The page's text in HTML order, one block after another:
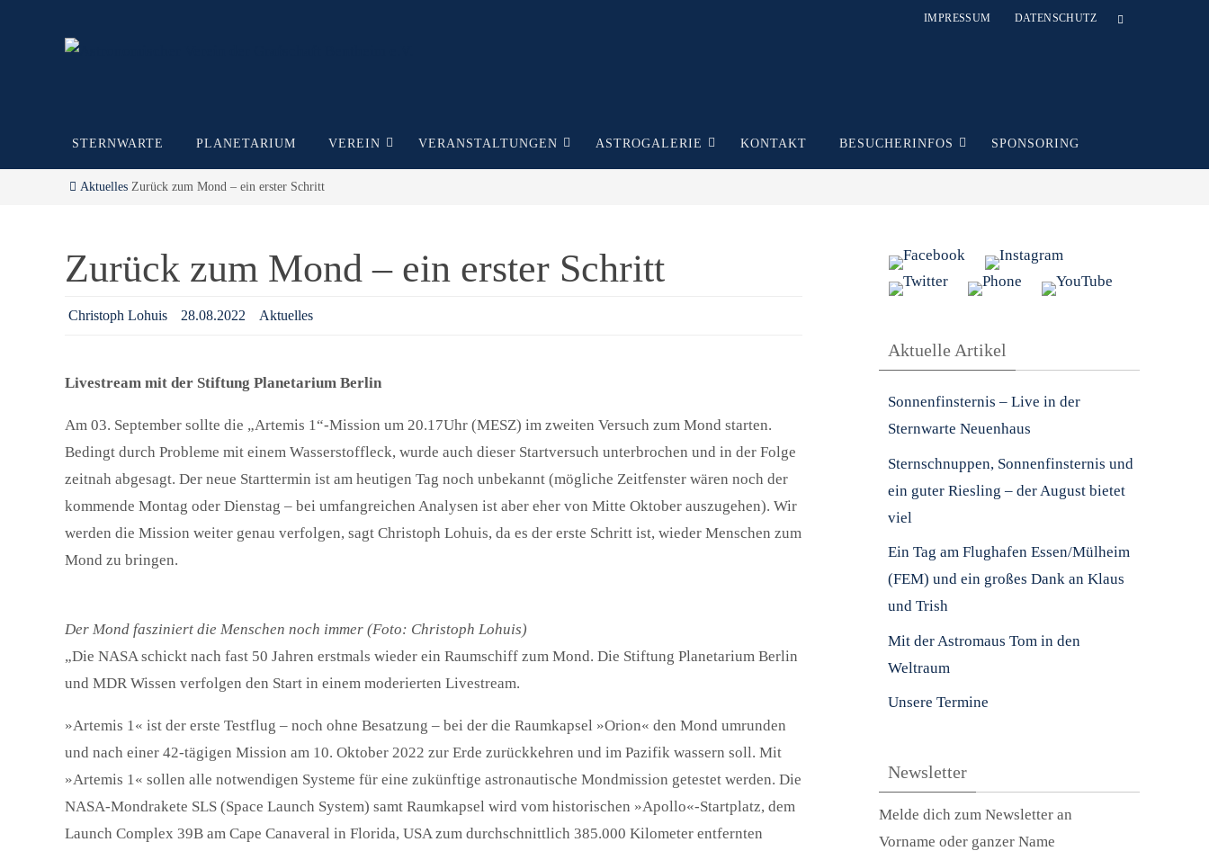
IMPRESSUM DATENSCHUTZ
STERNWARTE PLANETARIUM VEREIN VERANSTALTUNGEN ASTROGALERIE KONTAKT BESUCHERINFOS SPONSORING
Start
Aktuelles Zurück zum Mond – ein erster Schritt
Zurück zum Mond – ein erster Schritt
Christoph Lohuis 28.08.2022 Aktuelles
Livestream mit der Stiftung Planetarium Berlin
Am 03. September sollte die „Artemis 1“-Mission um 20.17Uhr (MESZ) im zweiten Versuch zum Mond starten.
Bedingt durch Probleme mit einem Wasserstoffleck, wurde auch dieser Startversuch unterbrochen und in der Folge
zeitnah abgesagt. Der neue Starttermin ist am heutigen Tag noch unbekannt (mögliche Zeitfenster wären noch der
kommende Montag oder Dienstag – bei umfangreichen Analysen ist aber eher von Mitte Oktober auszugehen). Wir
werden die Mission weiter genau verfolgen, sagt Christoph Lohuis, da es der erste Schritt ist, wieder Menschen zum
Mond zu bringen.
Der Mond fasziniert die Menschen noch immer (Foto: Christoph Lohuis)
„Die NASA schickt nach fast 50 Jahren erstmals wieder ein Raumschiff zum Mond. Die Stiftung Planetarium Berlin
und MDR Wissen verfolgen den Start in einem moderierten Livestream.
»Artemis 1« ist der erste Testflug – noch ohne Besatzung – bei der die Raumkapsel »Orion« den Mond umrunden
und nach einer 42-tägigen Mission am 10. Oktober 2022 zur Erde zurückkehren und im Pazifik wassern soll. Mit
»Artemis 1« sollen alle notwendigen Systeme für eine zukünftige astronautische Mondmission getestet werden. Die
NASA-Mondrakete SLS (Space Launch System) samt Raumkapsel wird vom historischen »Apollo«-Startplatz, dem
Launch Complex 39B am Cape Canaveral in Florida, USA zum durchschnittlich 385.000 Kilometer entfernten
Aktuelle Artikel
Sonnenfinsternis – Live in der
Sternwarte Neuenhaus
Sternschnuppen, Sonnenfinsternis und
ein guter Riesling – der August bietet
viel
Ein Tag am Flughafen Essen/Mülheim
(FEM) und ein großes Dank an Klaus
und Trish
Mit der Astromaus Tom in den
Weltraum
Unsere Termine
Newsletter
Melde dich zum Newsletter an
Vorname oder ganzer Name